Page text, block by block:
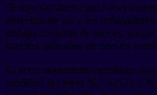
“Estoy satisfecha por haber
derechos de las y los
trabajo conjunto de jueces,
brechas salariales en nuestra
El texto sustitutorio aprobado
modifica las leyes N.° 32521 y